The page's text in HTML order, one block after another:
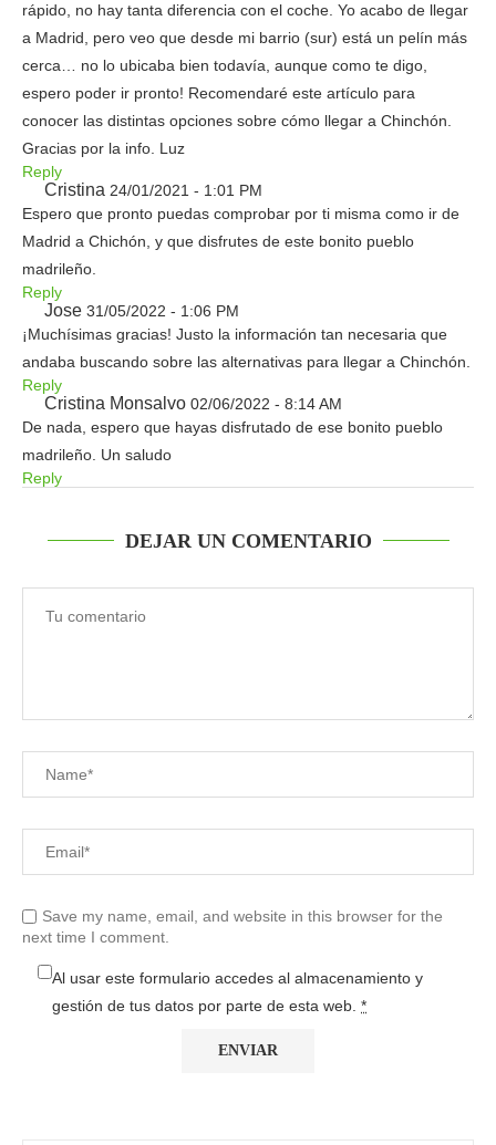
rápido, no hay tanta diferencia con el coche. Yo acabo de llegar
a Madrid, pero veo que desde mi barrio (sur) está un pelín más
cerca… no lo ubicaba bien todavía, aunque como te digo,
espero poder ir pronto! Recomendaré este artículo para
conocer las distintas opciones sobre cómo llegar a Chinchón.
Gracias por la info. Luz
Reply
Cristina 24/01/2021 - 1:01 PM
Espero que pronto puedas comprobar por ti misma como ir de
Madrid a Chichón, y que disfrutes de este bonito pueblo
madrileño.
Reply
Jose 31/05/2022 - 1:06 PM
¡Muchísimas gracias! Justo la información tan necesaria que
andaba buscando sobre las alternativas para llegar a Chinchón.
Reply
Cristina Monsalvo 02/06/2022 - 8:14 AM
De nada, espero que hayas disfrutado de ese bonito pueblo
madrileño. Un saludo
Reply
DEJAR UN COMENTARIO
Save my name, email, and website in this browser for the
next time I comment.
Al usar este formulario accedes al almacenamiento y
gestión de tus datos por parte de esta web. *